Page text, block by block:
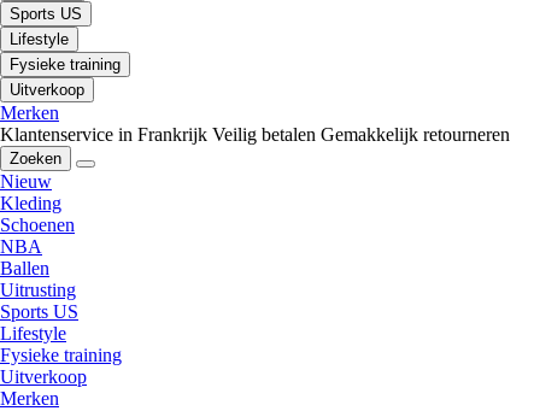
Sports US
Lifestyle
Fysieke training
Uitverkoop
Merken
Klantenservice in Frankrijk Veilig betalen Gemakkelijk retourneren
Zoeken
Nieuw
Kleding
Schoenen
NBA
Ballen
Uitrusting
Sports US
Lifestyle
Fysieke training
Uitverkoop
Merken